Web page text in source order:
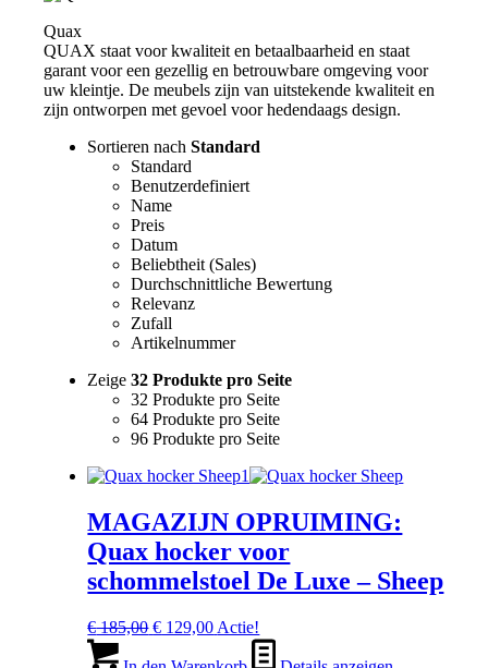
Quax
QUAX staat voor kwaliteit en betaalbaarheid en staat
garant voor een gezellig en betrouwbare omgeving voor
uw kleintje. De meubels zijn van uitstekende kwaliteit en
zijn ontworpen met gevoel voor hedendaags design.
Sortieren nachStandard
Standard
Benutzerdefiniert
Name
Preis
Datum
Beliebtheit (Sales)
Durchschnittliche Bewertung
Relevanz
Zufall
Artikelnummer
Zeige32 Produkte pro Seite
32 Produkte pro Seite
64 Produkte pro Seite
96 Produkte pro Seite
MAGAZIJN OPRUIMING:
Quax hocker voor
schommelstoel De Luxe – Sheep
€185,00 Ursprünglicher
€ 129,00Aktueller
Actie!